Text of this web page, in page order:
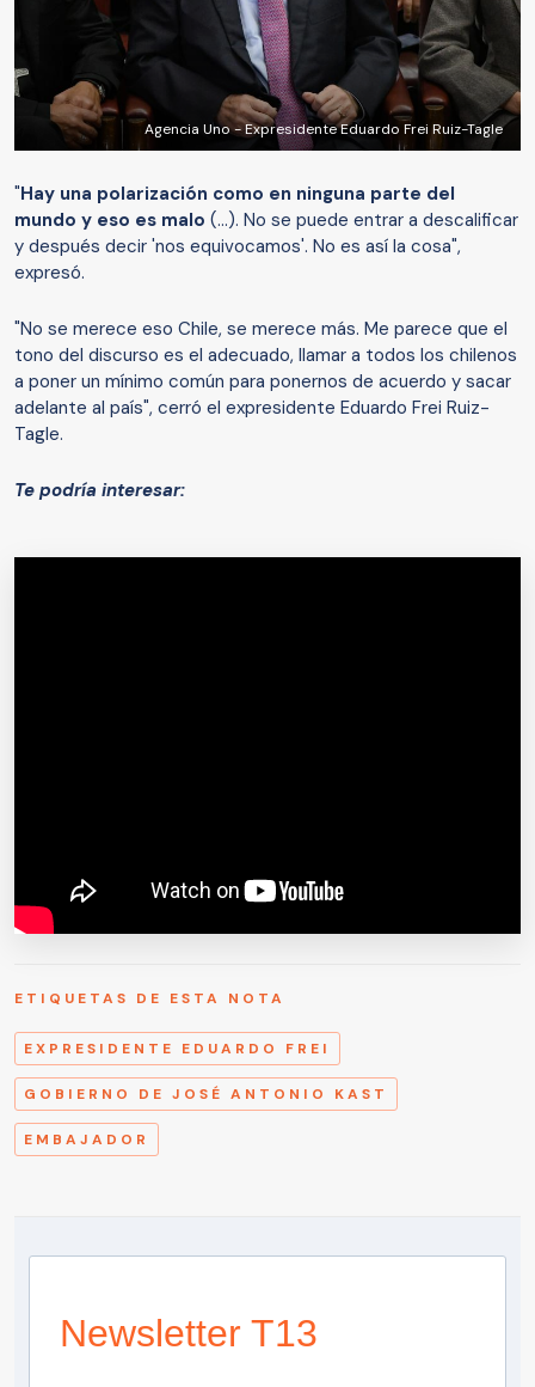
Agencia Uno - Expresidente Eduardo Frei Ruiz-Tagle
"Hay una polarización como en ninguna parte del
mundo y eso es malo (...). No se puede entrar a descalificar
y después decir 'nos equivocamos'. No es así la cosa",
expresó.
"No se merece eso Chile, se merece más. Me parece que el
tono del discurso es el adecuado, llamar a todos los chilenos
a poner un mínimo común para ponernos de acuerdo y sacar
adelante al país", cerró el expresidente Eduardo Frei Ruiz-
Tagle.
Te podría interesar:
ETIQUETAS DE ESTA NOTA
EXPRESIDENTE EDUARDO FREI
GOBIERNO DE JOSÉ ANTONIO KAST
EMBAJADOR
Newsletter T13